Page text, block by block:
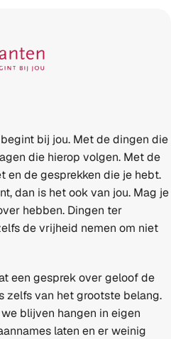
bij jou. Met de dingen die
die hierop volgen. Met de
en de gesprekken die je hebt.
dan is het ook van jou. Mag je
hebben. Dingen ter
de vrijheid nemen om niet
een gesprek over geloof de
zelfs van het grootste belang.
blijven hangen in eigen
laten en er weinig